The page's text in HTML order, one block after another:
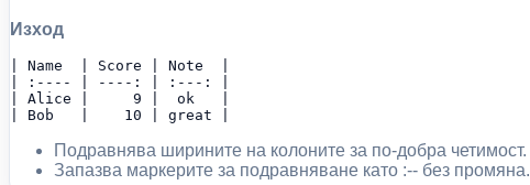
Изход
| Name  | Score | Note  |
| :---- | ----: | :---: |
| Alice |     9 |  ok   |
| Bob   |    10 | great |
Подравнява ширините на колоните за по-добра четимост.
Запазва маркерите за подравняване като :-- без промяна.